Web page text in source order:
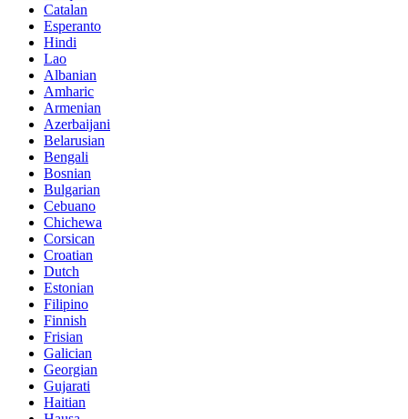
Catalan
Esperanto
Hindi
Lao
Albanian
Amharic
Armenian
Azerbaijani
Belarusian
Bengali
Bosnian
Bulgarian
Cebuano
Chichewa
Corsican
Croatian
Dutch
Estonian
Filipino
Finnish
Frisian
Galician
Georgian
Gujarati
Haitian